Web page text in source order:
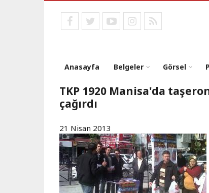
facebooktwitteryoutubeinstagram
RSS
Anasayfa Belgeler Görsel
TKP 1920 Manisa'da
çağırdı
21 Nisan 2013